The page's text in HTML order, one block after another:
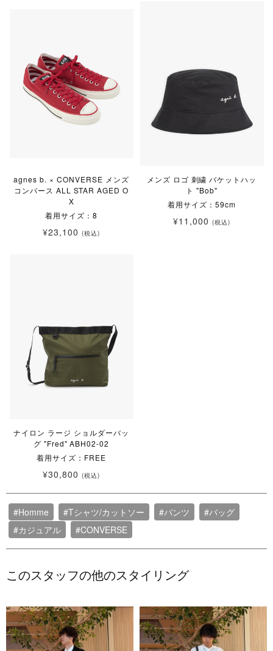
agnes b. × CONVERSE メンズ
コンバース ALL STAR AGED O
X
着用サイズ：8
¥23,100 (税込)
メンズ ロゴ 刺繍 バケットハッ
ト "Bob"
着用サイズ：59cm
¥11,000 (税込)
ナイロン ラージ ショルダーバッ
グ "Fred" ABH02-02
着用サイズ：FREE
¥30,800 (税込)
#Homme #Tシャツ/カットソー #パンツ
#バッグ
#カジュアル
#CONVERSE
このスタッフの他のスタイリング